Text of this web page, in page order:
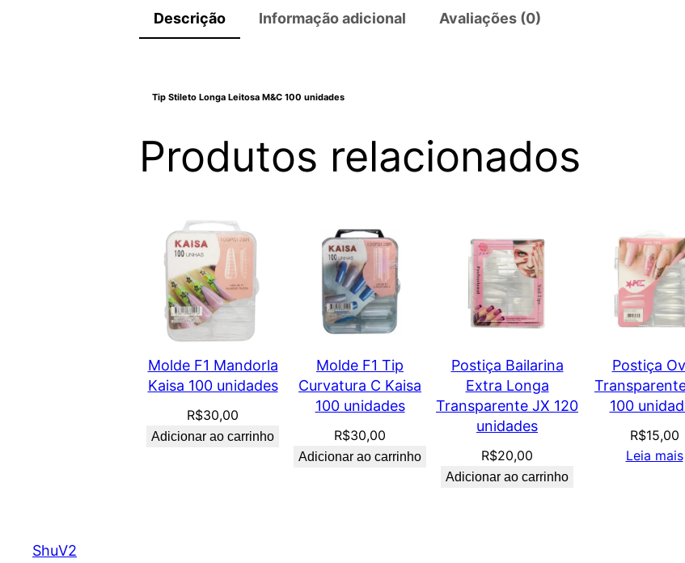
Descrição Informação adicional Avaliações (0)
Tip Stileto Longa Leitosa M&C 100 unidades
Produtos relacionados
Molde F1 Mandorla
Kaisa 100 unidades
R$30,00
Adicionar ao carrinho
Molde F1 Tip
Curvatura C Kaisa
100 unidades
R$30,00
Adicionar ao carrinho
Postiça Bailarina
Extra Longa
Transparente JX 120
unidades
R$20,00
Adicionar ao carrinho
Postiça
100
R$15,00
Leia mais
ShuV2